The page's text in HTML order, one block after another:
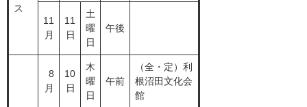
ス
11
月
11
日
土
曜
日
午後
8
月
10
日
木
曜
日
午前
（全・定）利
根沼田文化会
館